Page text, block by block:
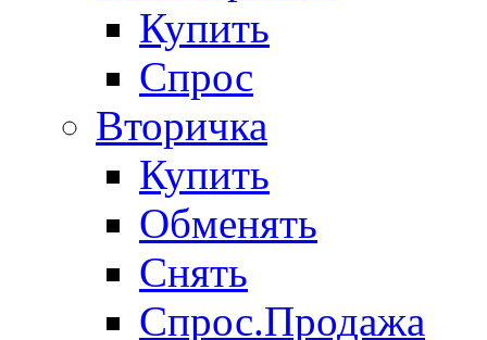
Купить
Спрос
Вторичка
Купить
Обменять
Снять
Спрос.Продажа